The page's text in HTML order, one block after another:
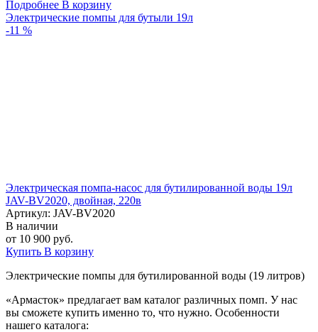
Подробнее В корзину
Электрические помпы для бутыли 19л
-11 %
Электрическая помпа-насос для бутилированной воды 19л
JAV-BV2020, двойная, 220в
Артикул: JAV-BV2020
В наличии
от 10 900 руб.
Купить В корзину
Электрические помпы для бутилированной воды (19 литров)
«Армасток» предлагает вам каталог различных помп. У нас
вы сможете купить именно то, что нужно. Особенности
нашего каталога: